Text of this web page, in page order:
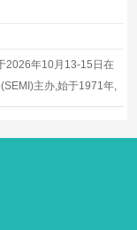
2026年10月13-15日在
主办,始于1971年,
约670家展商,展览面积